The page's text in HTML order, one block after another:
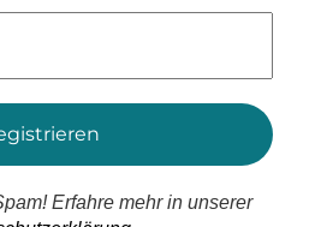
Erfahre mehr in unserer